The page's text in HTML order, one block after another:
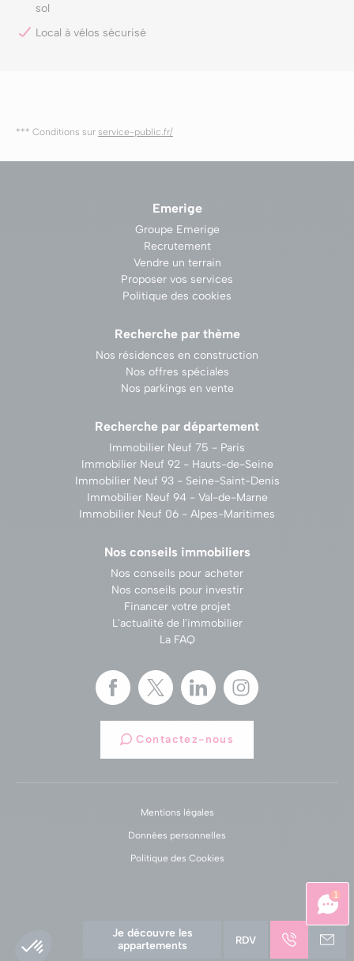
sol
Local à vélos sécurisé
*** Conditions sur service-public.fr/
Emerige
Groupe Emerige
Recrutement
Vendre un terrain
Proposer vos services
Politique des cookies
Recherche par thème
Nos résidences en construction
Nos offres spéciales
Nos parkings en vente
Recherche par département
Immobilier Neuf 75 - Paris
Immobilier Neuf 92 - Hauts-de-Seine
Immobilier Neuf 93 - Seine-Saint-Denis
Immobilier Neuf 94 - Val-de-Marne
Immobilier Neuf 06 - Alpes-Maritimes
Nos conseils immobiliers
Nos conseils pour acheter
Nos conseils pour investir
Financer votre projet
L'actualité de l'immobilier
La FAQ
Contactez-nous
Mentions légales
Données personnelles
Politique des Cookies
Je découvre les
appartements
RDV
1